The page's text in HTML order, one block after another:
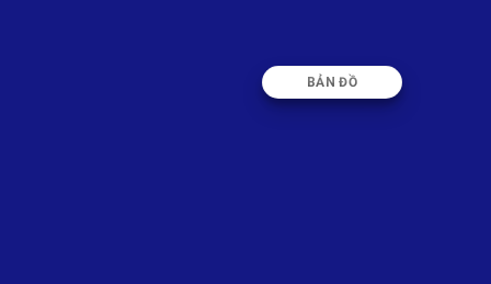
BẢN ĐỒ